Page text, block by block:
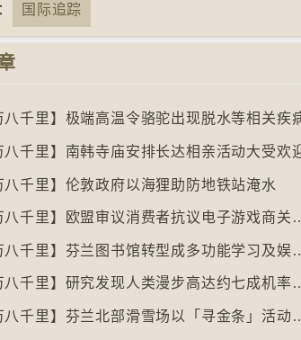
国际追踪
八千里】极端高温令骆驼出现脱水等相关疾
八千里】南韩寺庙安排长达相亲活动大受欢
八千里】伦敦政府以海狸助防地铁站淹水
【十万八千里】欧盟审议
【十万八千里】芬兰图书
【十万八千里】研究发现人类
【十万八千里】芬兰北部